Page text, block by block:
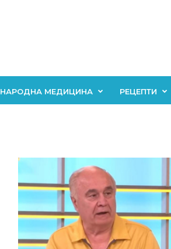
НАРОДНА МЕДИЦИНА РЕЦЕПТИ